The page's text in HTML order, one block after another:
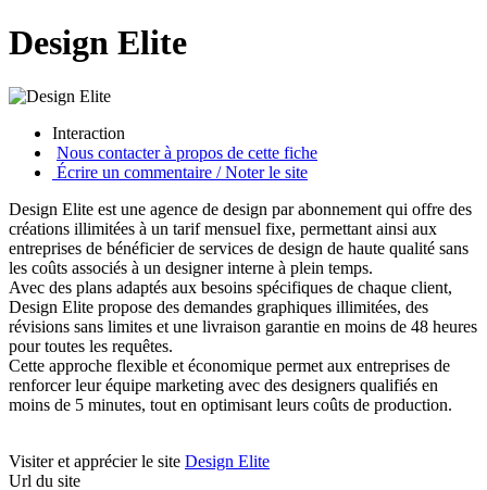
Design Elite
Interaction
Nous contacter à propos de cette fiche
Écrire un commentaire / Noter le site
Design Elite est une agence de design par abonnement qui offre des
créations illimitées à un tarif mensuel fixe, permettant ainsi aux
entreprises de bénéficier de services de design de haute qualité sans
les coûts associés à un designer interne à plein temps.
Avec des plans adaptés aux besoins spécifiques de chaque client,
Design Elite propose des demandes graphiques illimitées, des
révisions sans limites et une livraison garantie en moins de 48 heures
pour toutes les requêtes.
Cette approche flexible et économique permet aux entreprises de
renforcer leur équipe marketing avec des designers qualifiés en
moins de 5 minutes, tout en optimisant leurs coûts de production.
Visiter et apprécier le site Design Elite
Url du site